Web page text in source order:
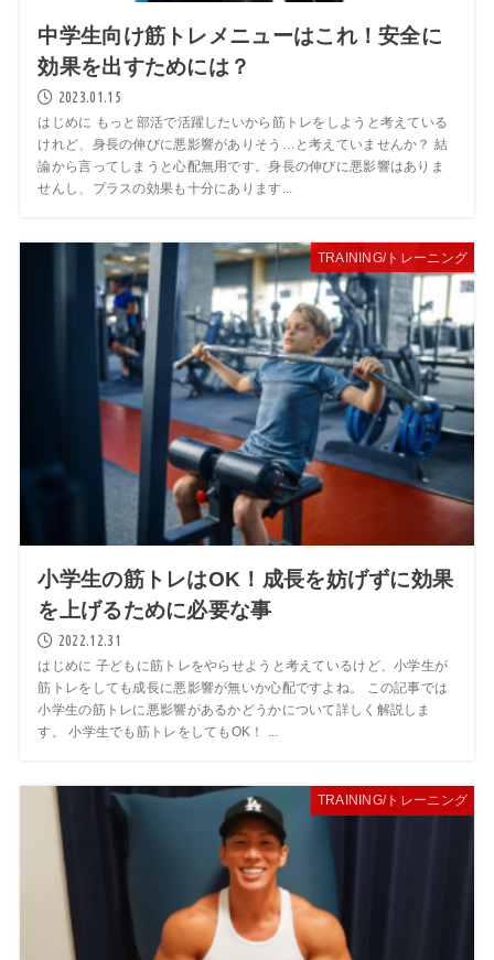
中学生向け筋トレメニューはこれ！安全に
効果を出すためには？
2023.01.15
はじめに もっと部活で活躍したいから筋トレをしようと考えている
けれど、身長の伸びに悪影響がありそう…と考えていませんか？ 結
論から言ってしまうと心配無用です。身長の伸びに悪影響はありま
せんし、プラスの効果も十分にあります...
TRAINING/トレーニング
小学生の筋トレはOK！成長を妨げずに効果
を上げるために必要な事
2022.12.31
はじめに 子どもに筋トレをやらせようと考えているけど、小学生が
筋トレをしても成長に悪影響が無いか心配ですよね。 この記事では
小学生の筋トレに悪影響があるかどうかについて詳しく解説しま
す。 小学生でも筋トレをしてもOK！ ...
TRAINING/トレーニング